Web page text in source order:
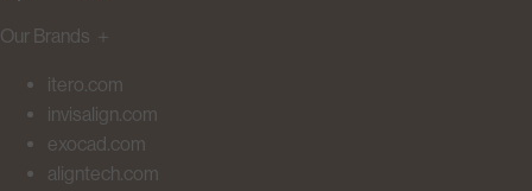
Our Brands ＋
itero.com
invisalign.com
exocad.com
aligntech.com